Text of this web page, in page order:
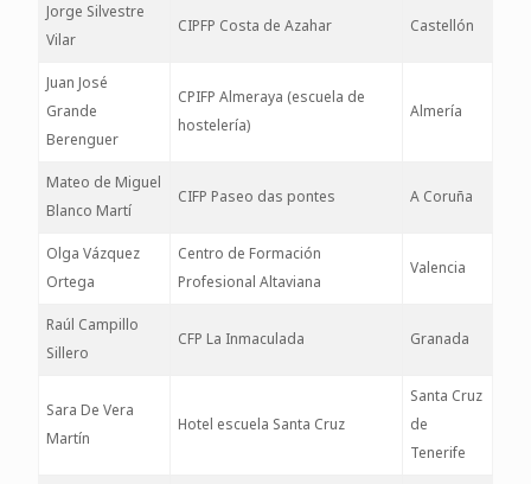
Jorge Silvestre
Vilar
CIPFP Costa de Azahar Castellón
Juan José
Grande
Berenguer
CPIFP Almeraya (escuela de
hostelería)
Almería
Mateo de Miguel
Blanco Martí
CIFP Paseo das pontes A Coruña
Olga Vázquez
Ortega
Centro de Formación
Profesional Altaviana
Valencia
Raúl Campillo
Sillero
CFP La Inmaculada Granada
Sara De Vera
Martín
Hotel escuela Santa Cruz
Santa Cruz
de
Tenerife